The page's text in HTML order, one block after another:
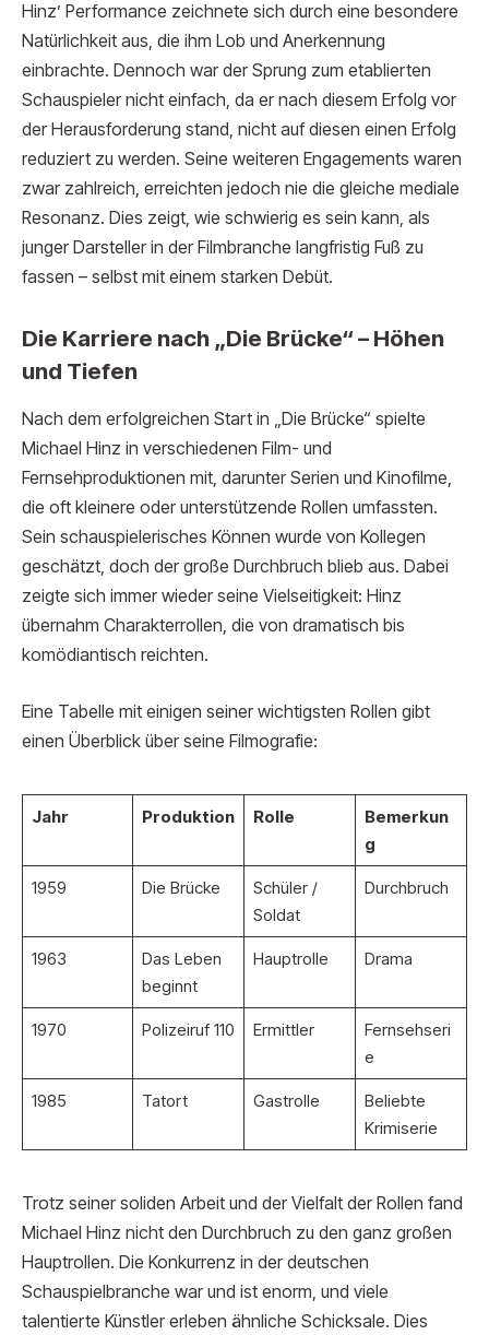
Hinz’ Performance zeichnete sich durch eine besondere
Natürlichkeit aus, die ihm Lob und Anerkennung
einbrachte. Dennoch war der Sprung zum etablierten
Schauspieler nicht einfach, da er nach diesem Erfolg vor
der Herausforderung stand, nicht auf diesen einen Erfolg
reduziert zu werden. Seine weiteren Engagements waren
zwar zahlreich, erreichten jedoch nie die gleiche mediale
Resonanz. Dies zeigt, wie schwierig es sein kann, als
junger Darsteller in der Filmbranche langfristig Fuß zu
fassen – selbst mit einem starken Debüt.
Die Karriere nach „Die Brücke“ – Höhen
und Tiefen
Nach dem erfolgreichen Start in „Die Brücke“ spielte
Michael Hinz in verschiedenen Film- und
Fernsehproduktionen mit, darunter Serien und Kinofilme,
die oft kleinere oder unterstützende Rollen umfassten.
Sein schauspielerisches Können wurde von Kollegen
geschätzt, doch der große Durchbruch blieb aus. Dabei
zeigte sich immer wieder seine Vielseitigkeit: Hinz
übernahm Charakterrollen, die von dramatisch bis
komödiantisch reichten.
Eine Tabelle mit einigen seiner wichtigsten Rollen gibt
einen Überblick über seine Filmografie:
Jahr Produktion Rolle
Bemerkun
g
1959 Die Brücke
Schüler /
Soldat
Durchbruch
1963
Das Leben
beginnt
Hauptrolle Drama
1970 Polizeiruf 110 Ermittler
Fernsehseri
e
1985 Tatort Gastrolle
Beliebte
Krimiserie
Trotz seiner soliden Arbeit und der Vielfalt der Rollen fand
Michael Hinz nicht den Durchbruch zu den ganz großen
Hauptrollen. Die Konkurrenz in der deutschen
Schauspielbranche war und ist enorm, und viele
talentierte Künstler erleben ähnliche Schicksale. Dies